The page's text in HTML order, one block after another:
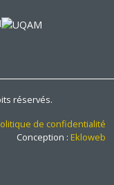
réservés.
de confidentialité
Conception : Ekloweb